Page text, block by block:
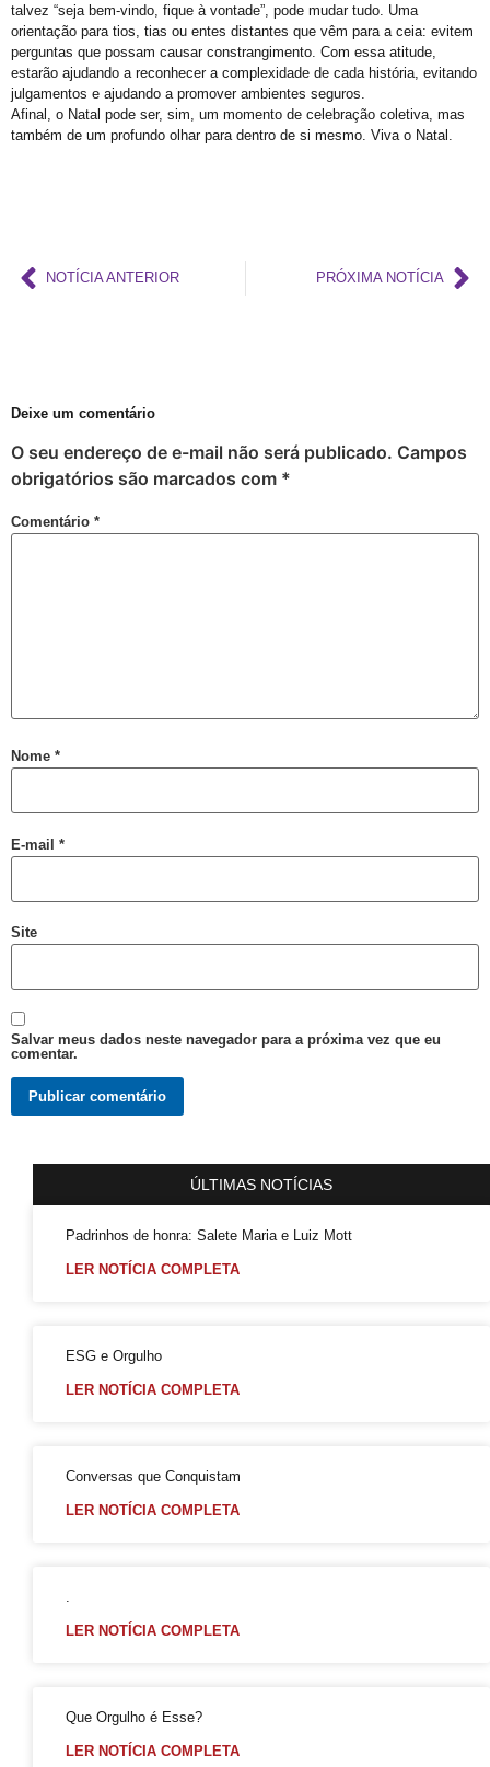
São Tibira do Maranhão
Orgulho LGBT: um Carnaval com Lógica Revertida
Salvador: Capital do Orgulho
Mata Escura Celebrou Orgulho LGBT+ nesse Domingo
VEM!
Projeto Se Ligue: Transformando Vidas e Construindo Conhecimento
GGB comemora sentença exemplar
talvez “seja bem-vindo, fique à vontade”, pode mudar tudo. Uma
orientação para tios, tias ou entes distantes que vêm para a ceia: evitem
perguntas que possam causar constrangimento. Com essa atitude,
estarão ajudando a reconhecer a complexidade de cada história, evitando
julgamentos e ajudando a promover ambientes seguros.
Afinal, o Natal pode ser, sim, um momento de celebração coletiva, mas
também de um profundo olhar para dentro de si mesmo. Viva o Natal.
NOTÍCIA ANTERIOR PRÓXIMA NOTÍCIA
Deixe um comentário
O seu endereço de e-mail não será publicado. Campos
obrigatórios são marcados com *
Comentário *
Nome *
E-mail *
Site
Salvar meus dados neste navegador para a próxima vez que eu
comentar.
ÚLTIMAS NOTÍCIAS
Padrinhos de honra: Salete Maria e Luiz Mott
LER NOTÍCIA COMPLETA
ESG e Orgulho
LER NOTÍCIA COMPLETA
Conversas que Conquistam
LER NOTÍCIA COMPLETA
LER NOTÍCIA COMPLETA
Que Orgulho é Esse?
LER NOTÍCIA COMPLETA